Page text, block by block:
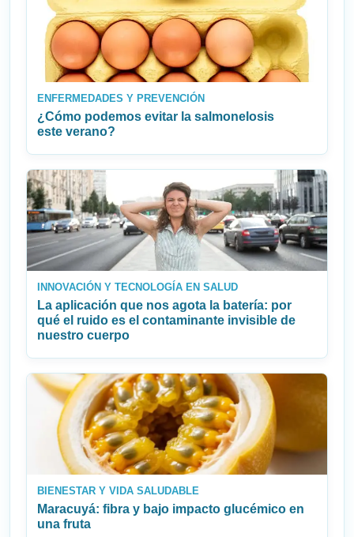
ENFERMEDADES Y PREVENCIÓN
¿Cómo podemos evitar la salmonelosis
este verano?
INNOVACIÓN Y TECNOLOGÍA EN SALUD
La aplicación que nos agota la batería: por
qué el ruido es el contaminante invisible de
nuestro cuerpo
BIENESTAR Y VIDA SALUDABLE
Maracuyá: fibra y bajo impacto glucémico en
una fruta